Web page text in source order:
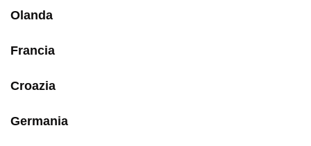
Olanda
Francia
Croazia
Germania